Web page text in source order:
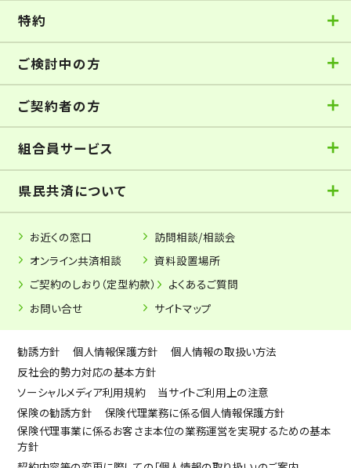
特約
ご検討中の方
ご契約者の方
組合員サービス
県民共済について
お近くの窓口
訪問相談/相談会
オンライン共済相談
資料設置場所
ご契約のしおり（定型約款）
よくあるご質問
お問い合せ
サイトマップ
勧誘方針 個人情報保護方針
個人情報の取扱い方法
反社会的勢力対応の基本方針
ソーシャルメディア利用規約
当サイトご利用上の注意
保険の勧誘方針
保険代理業務に係る個人情報保護方針
保険代理事業に係るお客さま本位の業務運営を実現するための基本
方針